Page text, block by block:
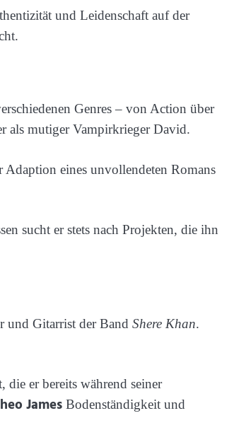
und Leidenschaft auf der
Genres – von Action über
als mutiger Vampirkrieger David.
Adaption eines unvollendeten Romans
sucht er stets nach Projekten, die ihn
und Gitarrist der Band Shere Khan.
die er bereits während seiner
James Bodenständigkeit und